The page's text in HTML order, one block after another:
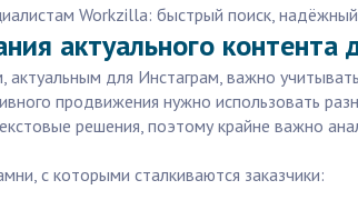
Workzilla: быстрый поиск, надёжный
актуального
актуальным для Инстаграм, важно
продвижения нужно использовать
решения, поэтому крайне важно
с которыми сталкиваются заказчики: